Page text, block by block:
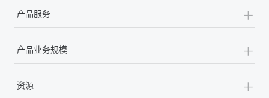
产品服务 +
产品业务规模 +
资源 +